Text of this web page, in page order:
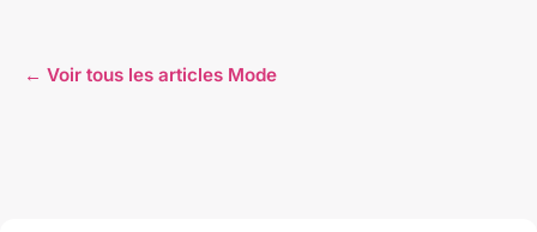
← Voir tous les articles Mode